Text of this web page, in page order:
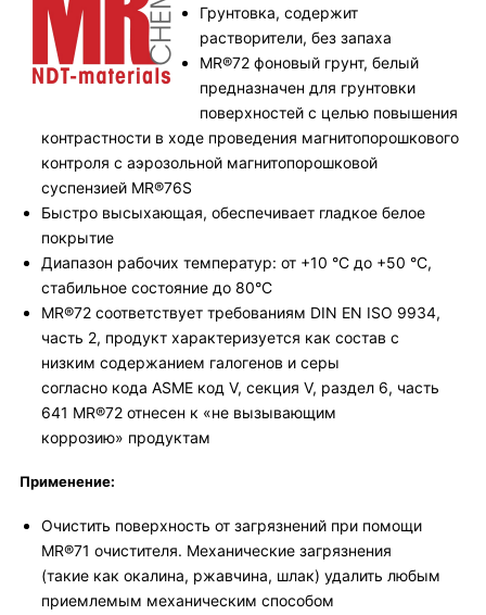
Грунтовка, содержит
растворители, без запаха
MR®72 фоновый грунт, белый
предназначен для грунтовки
поверхностей с целью повышения
контрастности в ходе проведения магнитопорошкового
контроля с аэрозольной магнитопорошковой
суспензией MR®76S
Быстро высыхающая, обеспечивает гладкое белое
покрытие
Диапазон рабочих температур: от +10 °C до +50 °C,
стабильное состояние до 80°С
MR®72 соответствует требованиям DIN EN ISO 9934,
часть 2, продукт характеризуется как состав с
низким содержанием галогенов и серы
согласно кода ASME код V, секция V, раздел 6, часть
641 MR®72 отнесен к «не вызывающим
коррозию» продуктам
Применение:
Очистить поверхность от загрязнений при помощи
MR®71 очистителя. Механические загрязнения
(такие как окалина, ржавчина, шлак) удалить любым
приемлемым механическим способом